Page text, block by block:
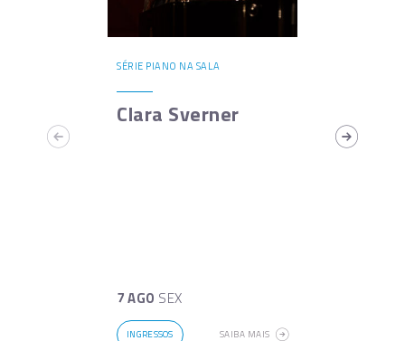
SÉRIE PIANO NA SALA
Clara Sverner
7 AGO SEX
INGRESSOS SAIBA MAIS